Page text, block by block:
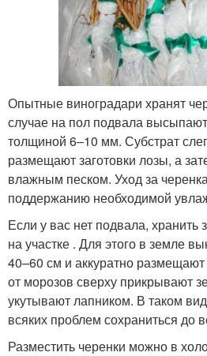
Опытные виноградари хранят
случае на пол подвала
толщиной 6–10 мм. Субстрат
размещают заготовки лозы, а
влажным песком. Уход за
поддержанию необходимой
Если у вас нет подвала, хранить
на участке . Для этого в земле
40–60 см и аккуратно
от морозов сверху прикрывают
укутывают лапником. В таком
всяких проблем сохраниться до
Разместить черенки можно в